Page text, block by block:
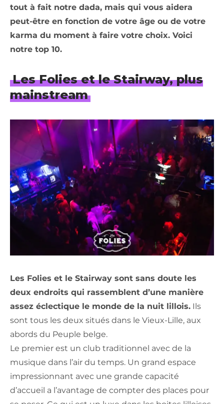
tout à fait notre dada, mais qui vous aidera
peut-être en fonction de votre âge ou de votre
karma du moment à faire votre choix. Voici
notre top 10.
Les Folies et le Stairway, plus
mainstream
Les Folies et le Stairway sont sans doute les
deux endroits qui rassemblent d’une manière
assez éclectique le monde de la nuit lillois. Ils
sont tous les deux situés dans le Vieux-Lille, aux
abords du Peuple belge.
Le premier est un club traditionnel avec de la
musique dans l’air du temps. Un grand espace
impressionnant avec une grande capacité
d’accueil a l’avantage de compter des places pour